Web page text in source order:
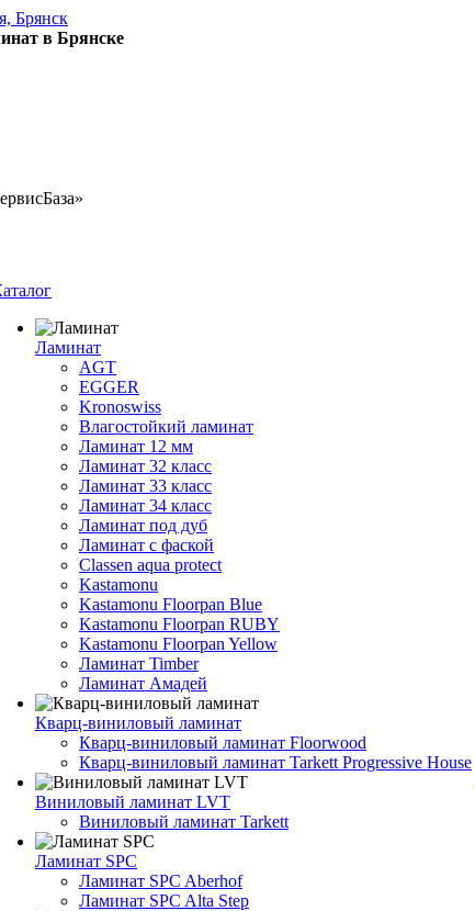
в Брянске
Ламинат
AGT
EGGER
Kronoswiss
Влагостойкий ламинат
Ламинат 12 мм
Ламинат 32 класс
Ламинат 33 класс
Ламинат 34 класс
Ламинат под дуб
Ламинат с фаской
Classen aqua protect
Kastamonu
Kastamonu Floorpan Blue
Kastamonu Floorpan RUBY
Kastamonu Floorpan Yellow
Ламинат Timber
Ламинат Амадей
Кварц-виниловый ламинат
Кварц-виниловый ламинат Floorwood
Кварц-виниловый ламинат Tarkett Progressive House
Виниловый ламинат LVT
Виниловый ламинат Tarkett
Ламинат SPC
Ламинат SPC Aberhof
Ламинат SPC Alta Step